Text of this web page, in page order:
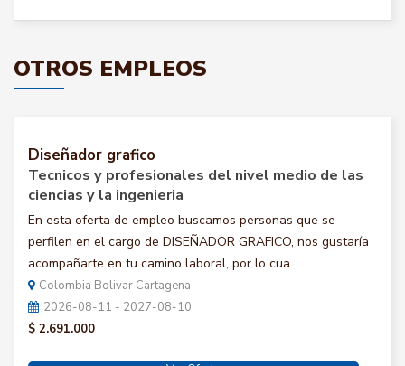
OTROS EMPLEOS
Diseñador grafico
Tecnicos y profesionales del nivel medio de las
ciencias y la ingenieria
En esta oferta de empleo buscamos personas que se
perfilen en el cargo de DISEÑADOR GRAFICO, nos gustaría
acompañarte en tu camino laboral, por lo cua...
Colombia Bolivar Cartagena
2026-08-11 - 2027-08-10
$ 2.691.000